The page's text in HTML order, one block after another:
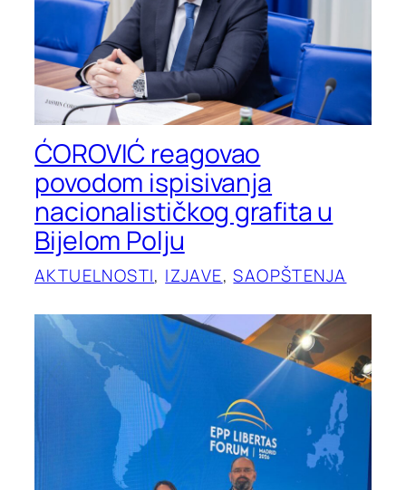
ĆOROVIĆ reagovao
povodom ispisivanja
nacionalističkog grafita u
Bijelom Polju
AKTUELNOSTI, IZJAVE, SAOPŠTENJA